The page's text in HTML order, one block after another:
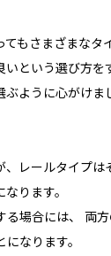
もさまざまなタ
という選び方を
ように心がけま
、レールタイプは
ります。
る場合には、 両
なります。